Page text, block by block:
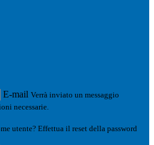
E-mail Verrà inviato un messaggio
necessarie.
utente? Effettua il reset della password